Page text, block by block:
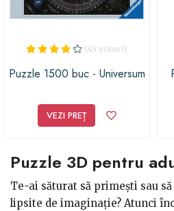
(45 voturi)
Puzzle 1500 buc - Universum
VEZI PREȚ
Puzzle 3D pentru
Te-ai săturat să primești sau
lipsite de imaginație? Atunci